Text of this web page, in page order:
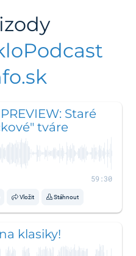
Staré
tváre
59:30
Vložit Stáhnout
klasiky!